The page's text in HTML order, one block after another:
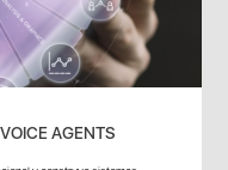
AGENTS